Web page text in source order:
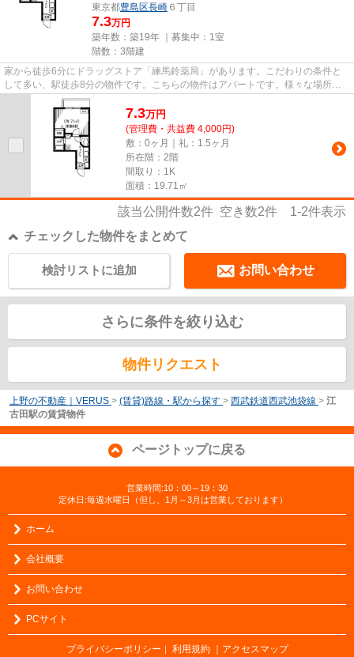
東京都豊島区長崎 ６丁目
7.3万円
築年数：築19年 ｜募集中： 1室
階数：3階建
家から徒歩6分にドラッグストア「練馬鈴薬局」があります。こだわりの条件と
して多い、駅徒歩8分の物件です。こちらの物件はアパートです。様々な場所へ
のアクセスが便利になる、2駅利...
7.3万円
(管理費・共益費 4,000円)
敷：0ヶ月｜礼：1.5ヶ月
所在階：2階
間取り：1K
面積：19.71㎡
該当公開件数2件 空き数2件 1-2件表示
チェックした物件をまとめて
お問い合わせ
検討リストに追加
さらに条件を絞り込む
物件リクエスト
上野の不動産｜VERUS > (賃貸)路線・駅から探す > 西武鉄道西武池袋線 > 江
古田駅の賃貸物件
ページトップに戻る
営業時間:10：00～19：30
定休日:毎週水曜日（但し、1月～3月は営業しております）
ホーム
会社概要
お問い合わせ
PCサイト
プライバシーポリシー ｜ 利用規約 ｜アクセスマップ